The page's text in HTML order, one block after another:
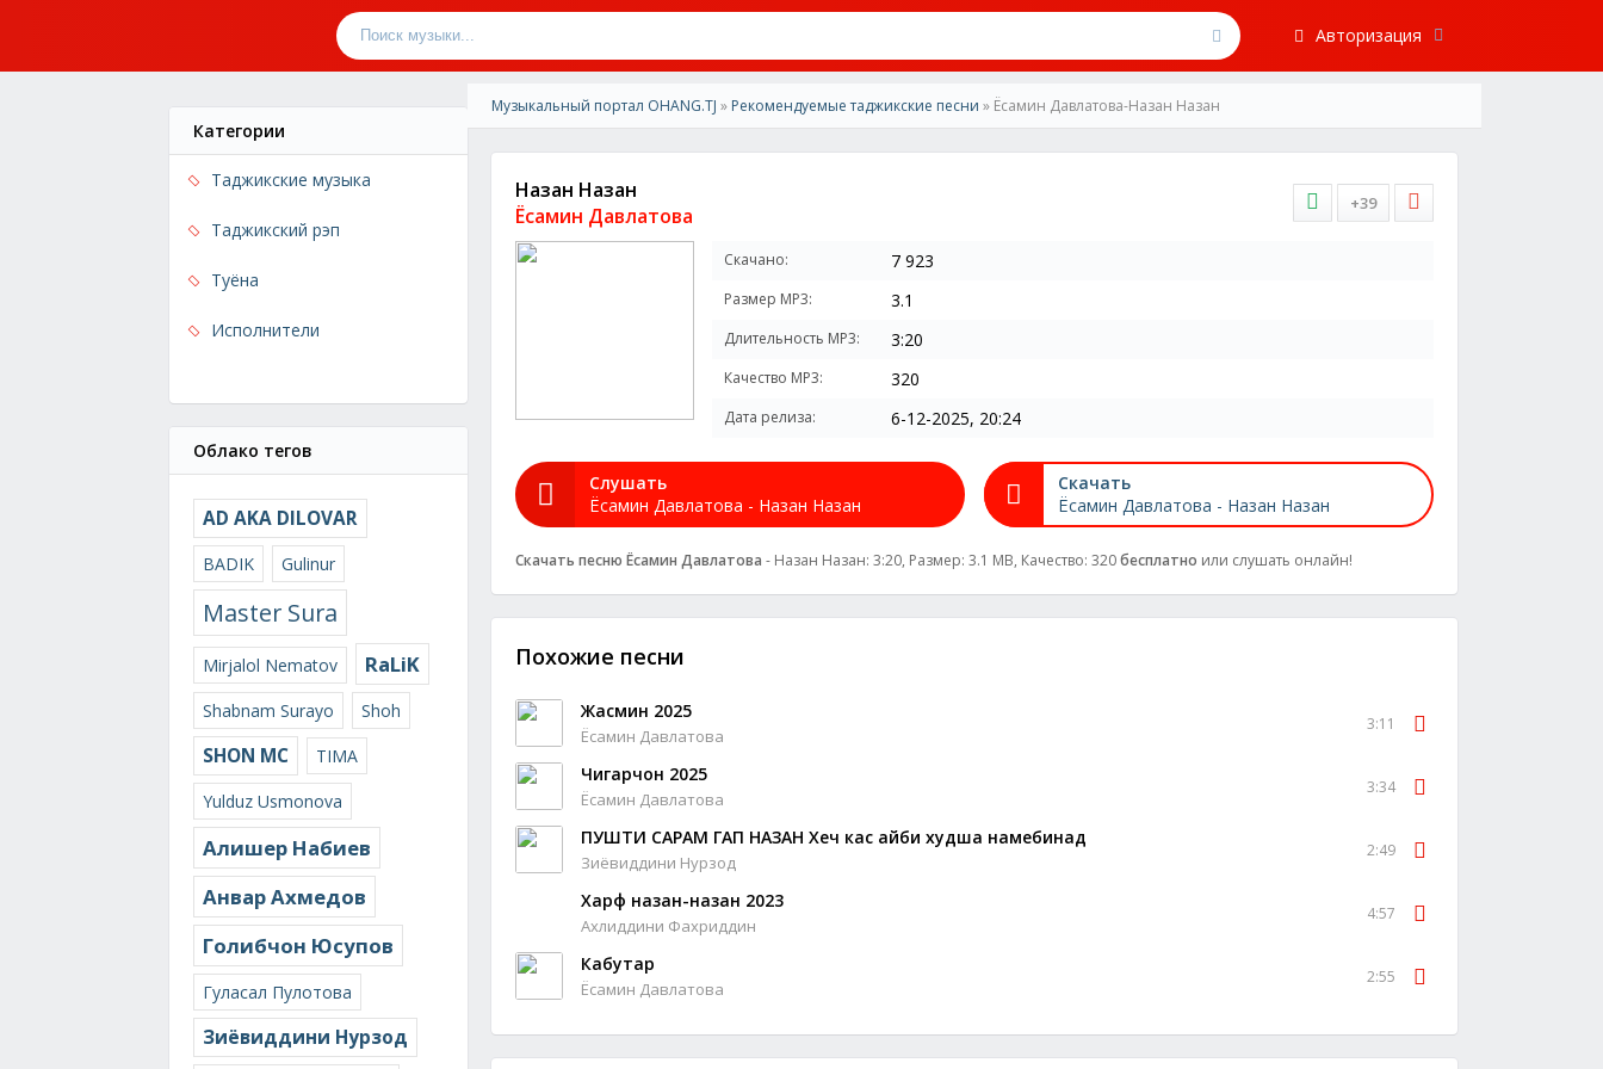
Авторизация
Категории
Таджикские музыка
Таджикский рэп
Туёна
Исполнители
Облако тегов
AD AKA DILOVAR
BADIK Gulinur
Master Sura
Mirjalol Nematov RaLiK
Shabnam Surayo Shoh
SHON MC
TIMA
Yulduz Usmonova
Алишер Набиев
Анвар Ахмедов
Голибчон Юсупов
Гуласал Пулотова
Зиёвиддини Нурзод
Музыкальный портал OHANG.TJ » Рекомендуемые таджикские песни » Ёсамин Давлатова-Назан Назан
Назан Назан
Ёсамин Давлатова
+39
Скачано: 7 923
Размер MP3: 3.1
Длительность MP3: 3:20
Качество MP3: 320
Дата релиза: 6-12-2025, 20:24
Слушать
Ёсамин Давлатова - Назан Назан
Скачать
Ёсамин Давлатова - Назан Назан
Скачать песню Ёсамин Давлатова - Назан Назан: 3:20, Размер: 3.1 MB, Качество: 320бесплатно или слушать онлайн!
Похожие песни
Жасмин 2025
Ёсамин Давлатова
3:11
Чигарчон 2025
Ёсамин Давлатова
3:34
ПУШТИ САРАМ ГАП НАЗАН Хеч кас айби худша намебинад
Зиёвиддини Нурзод
2:49
Харф назан-назан 2023
Ахлиддини Фахриддин
4:57
Кабутар
Ёсамин Давлатова
2:55